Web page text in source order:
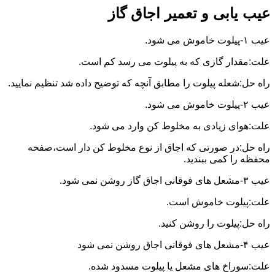
عیب یابی و تعمیر اجاق گاز
عیب ۱-پیلوت خاموش می شود.
علت:مقدار گازی که به پیلوت می رسد کم است.
راه حل:شعله پیلوت را مطابق آنچه که توضیح داده شد تنظیم نمایید.
عیب ۲-پیلوت خاموش می شود.
علت:هوای زیادی به مخلوط کن وارد می شود.
راه حل:در صورتی که اجاق از نوع مخلوط کن دار است،صفحه
محفظه را کمی ببندید.
عیب ۳-مشعل های فوقانی اجاق گاز روشن نمی شود.
علت:پیلوت خاموش است.
راه حل:پیلوت را روشن کنید.
عیب ۴-مشعل های فوقانی اجاق روشن نمی شود
علت:سوراخ های مشعل یا پیلوت مسدود شده.